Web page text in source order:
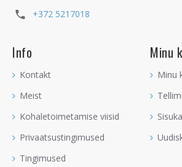
+372 5217018
Info
Kontakt
Meist
Kohaletoimetamise viisid
Privaatsustingimused
Tingimused
Minu
Minu